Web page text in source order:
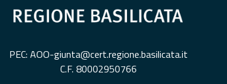
PEC: AOO-giunta@cert.regione.basilicata.it
C.F. 80002950766